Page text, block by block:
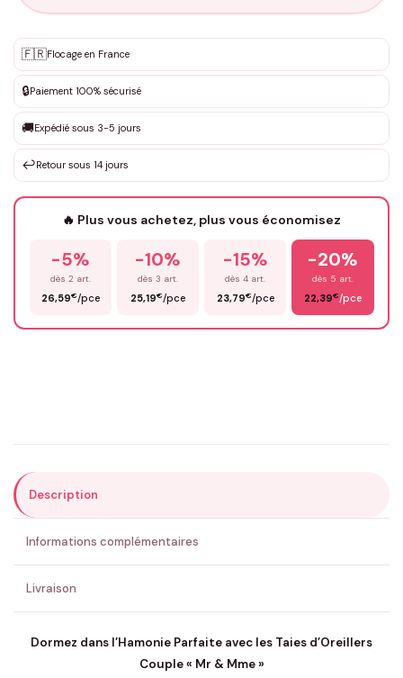
✨ Personnalisation sur mesure
DEVIS GRATUIT · Personnalisation de 3 à 10€ selon la demande
Que souhaitez-vous ?*
Votre texte / idée*
Prénom*
ENVOYER MA DEMANDE ✨
💚 Retour sous 24-48h🇫🇷 Flocage en France✅ Validation avant fabrication
🇫🇷Flocage en France
🔒Paiement 100% sécurisé
🚚Expédié sous 3-5 jours
↩️Retour sous 14 jours
🔥 Plus vous achetez, plus vous économisez
-5%
dès 2 art.
26,59€/pce
-10%
dès 3 art.
25,19€/pce
-15%
dès 4 art.
23,79€/pce
-20%
dès 5 art.
22,39€/pce
Description
Informations complémentaires
Livraison
Dormez dans l’Hamonie Parfaite avec les Taies d’Oreillers
Couple « Mr & Mme »